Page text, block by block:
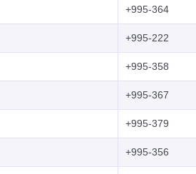
+995-364
+995-222
+995-358
+995-367
+995-379
+995-356